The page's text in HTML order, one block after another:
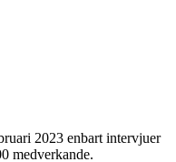
2023 enbart intervjuer
medverkande.